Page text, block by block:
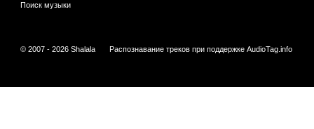
Поиск музыки
© 2007 - 2026 Shalala Распознавание треков при поддержке AudioTag.info